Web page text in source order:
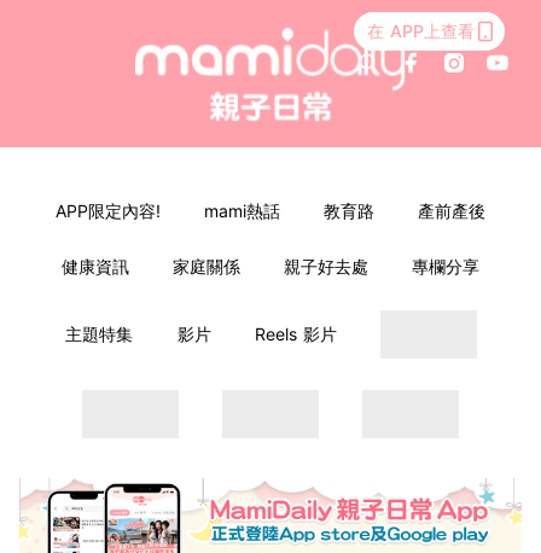
在 APP上查看
APP限定內容! mami熱話 教育路 產前產後
健康資訊 家庭關係 親子好去處 專欄分享
主題特集 影片 Reels 影片